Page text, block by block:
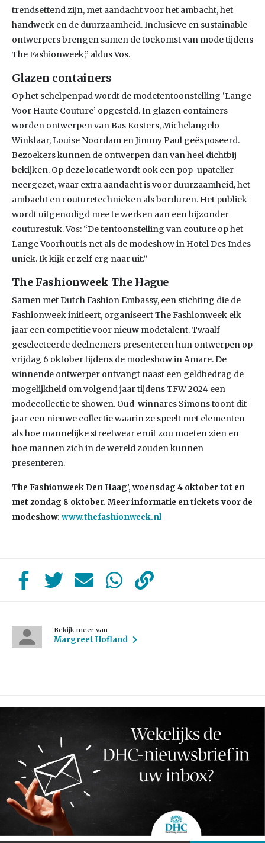
trendsettend zijn, met aandacht voor het ambacht, het
handwerk en de duurzaamheid. Inclusieve en sustainable
ontwerpers brengen samen de toekomst van mode tijdens
The Fashionweek,” aldus Vos.
Glazen containers
Op het schelpenpad wordt de modetentoonstelling ‘Lange
Voor Haute Couture’ opgesteld. In glazen containers
worden ontwerpen van Bas Kosters, Michelangelo
Winklaar, Louise Noordam en Jimmy Paul geëxposeerd.
Bezoekers kunnen de ontwerpen dan van heel dichtbij
bekijken. Op deze locatie wordt ook een pop-upatelier
neergezet, waar extra aandacht is voor duurzaamheid, het
ambacht en couturetechnieken als borduren. Het publiek
wordt uitgenodigd mee te werken aan een bijzonder
couturestuk. Vos: “De tentoonstelling van couture op het
Lange Voorhout is net als de modeshow in Hotel Des Indes
uniek. Ik kijk er zelf erg naar uit.”
The Fashionweek The Hague
Samen met Dutch Fashion Embassy, een stichting die de
Fashionweek initieert, organiseert The Fashionweek elk
jaar een competitie voor nieuw modetalent. Twaalf
geselecteerde deelnemers presenteren hun ontwerpen op
vrijdag 6 oktober tijdens de modeshow in Amare. De
winnende ontwerper ontvangt naast een geldbedrag de
mogelijkheid om volgend jaar tijdens TFW 2024 een
modecollectie te showen. Oud-winnares Simons toont dit
jaar een nieuwe collectie waarin ze speelt met elementen
als hoe mannelijke streetwear eruit zou moeten zien en
hoe mannen zich in de wereld zouden kunnen
presenteren.
The Fashionweek Den Haag’, woensdag 4 oktober tot en
met zondag 8 oktober. Meer informatie en tickets voor de
modeshow: www.thefashionweek.nl
Bekijk meer van
Margreet Hofland